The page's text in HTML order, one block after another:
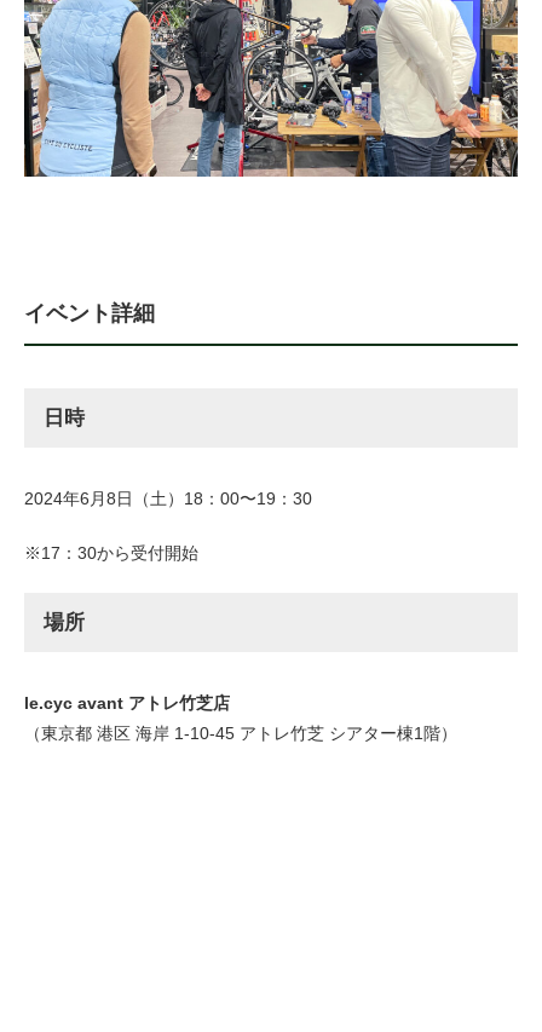
募集中の求人情報
法人様
お問い合わせ
会社概要
個人情報保護
イベント詳細
日時
2024年6月8日（土）18：00〜19：30
※17：30から受付開始
場所
le.cyc avant アトレ竹芝店
（東京都 港区 海岸 1-10-45 アトレ竹芝 シアター棟1階）